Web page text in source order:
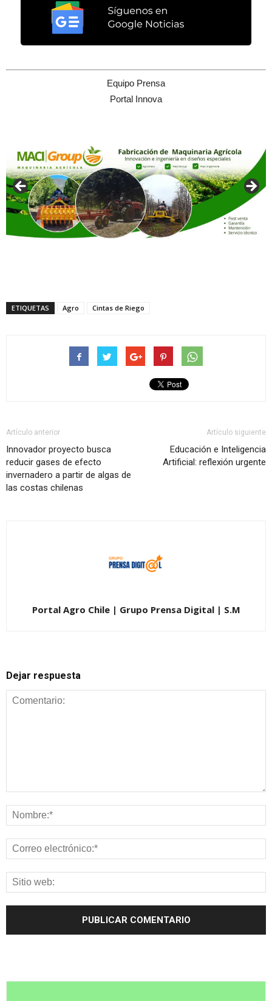
Equipo Prensa
Portal Innova
ETIQUETAS Agro Cintas de Riego
Artículo anterior
Innovador proyecto busca
reducir gases de efecto
invernadero a partir de algas de
las costas chilenas
Artículo siguiente
Educación e Inteligencia
Artificial: reflexión urgente
Portal Agro Chile | Grupo Prensa Digital | S.M
Dejar respuesta